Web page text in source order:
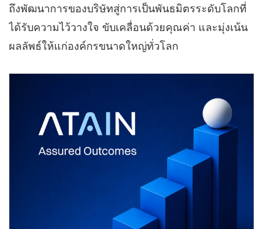
ถึงพัฒนาการของบริษัทสู่การเป็นพันธมิตรระดับโลกที่
ได้รับความไว้วางใจ ขับเคลื่อนด้วยคุณค่า และมุ่งเน้น
ผลลัพธ์ให้แก่องค์กรขนาดใหญ่ทั่วโลก